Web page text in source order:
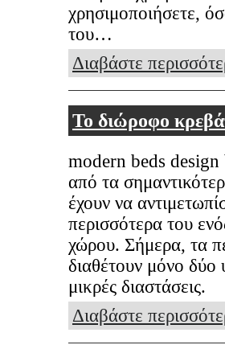
χρησιμοποιήσετε,
του…
Διαβάστε
Το διώροφο
modern beds
από τα
έχουν να
περισσότερα του
χώρου. Σήμερα, τα
διαθέτουν μόνο δύο
μικρές διαστάσεις.
Διαβάστε